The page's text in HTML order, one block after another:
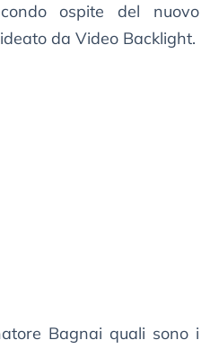
ospite del nuovo
da Video Backlight.
Bagnai quali sono i